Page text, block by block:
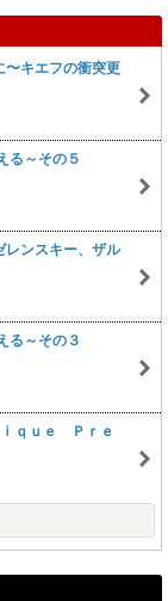
〜キエフの衝突更
る～その５
レンスキー、ザル
る～その３
ｉｑｕｅ Ｐｒｅ